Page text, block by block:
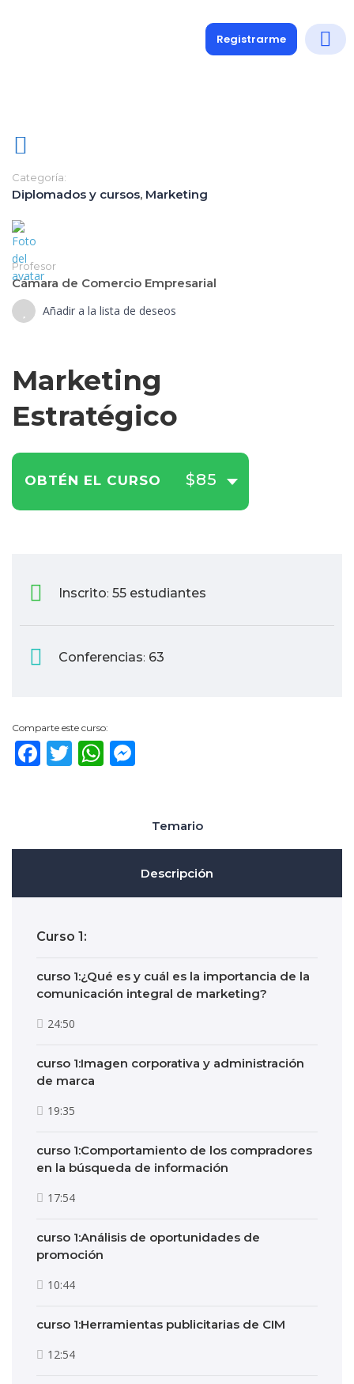
Registrarme
Categoría:
Diplomados y cursos, Marketing
Profesor
Cámara de Comercio Empresarial
Añadir a la lista de deseos
Marketing
Estratégico
OBTÉN EL CURSO $85
Inscrito: 55 estudiantes
Conferencias: 63
Comparte este curso:
Facebook
TwitterWhatsApp
Temario
Descripción
Curso 1:
curso 1:¿Qué es y cuál es la importancia de la
comunicación integral de marketing?
24:50
curso 1:Imagen corporativa y administración
de marca
19:35
curso 1:Comportamiento de los compradores
en la búsqueda de información
17:54
curso 1:Análisis de oportunidades de
promoción
10:44
curso 1:Herramientas publicitarias de CIM
12:54